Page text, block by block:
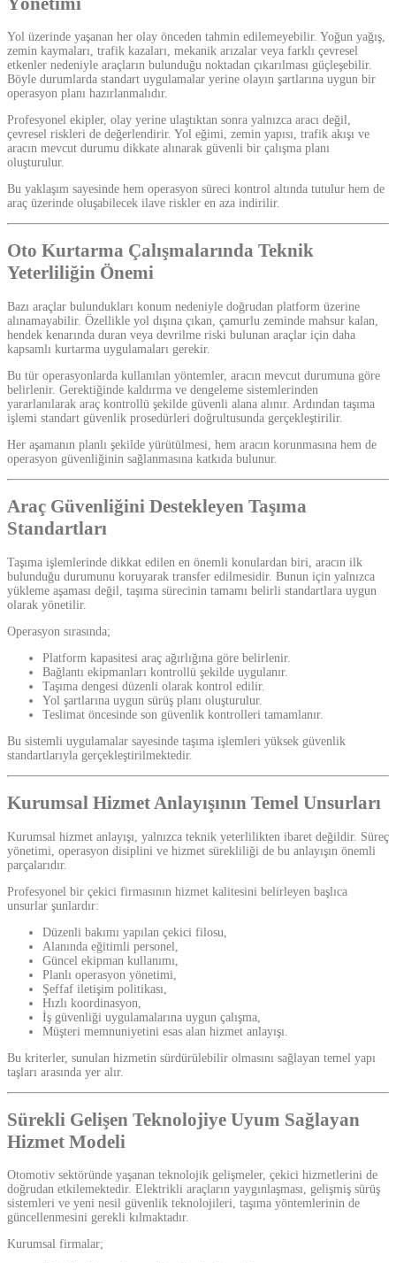
Yol üzerinde yaşanan her olay önceden tahmin edilemeyebilir. Yoğun yağış,
zemin kaymaları, trafik kazaları, mekanik arızalar veya farklı çevresel
etkenler nedeniyle araçların bulunduğu noktadan çıkarılması güçleşebilir.
Böyle durumlarda standart uygulamalar yerine olayın şartlarına uygun bir
operasyon planı hazırlanmalıdır.
Profesyonel ekipler, olay yerine ulaştıktan sonra yalnızca aracı değil,
çevresel riskleri de değerlendirir. Yol eğimi, zemin yapısı, trafik akışı ve
aracın mevcut durumu dikkate alınarak güvenli bir çalışma planı
oluşturulur.
Bu yaklaşım sayesinde hem operasyon süreci kontrol altında tutulur hem de
araç üzerinde oluşabilecek ilave riskler en aza indirilir.
Oto Kurtarma Çalışmalarında Teknik
Yeterliliğin Önemi
Bazı araçlar bulundukları konum nedeniyle doğrudan platform üzerine
alınamayabilir. Özellikle yol dışına çıkan, çamurlu zeminde mahsur kalan,
hendek kenarında duran veya devrilme riski bulunan araçlar için daha
kapsamlı kurtarma uygulamaları gerekir.
Bu tür operasyonlarda kullanılan yöntemler, aracın mevcut durumuna göre
belirlenir. Gerektiğinde kaldırma ve dengeleme sistemlerinden
yararlanılarak araç kontrollü şekilde güvenli alana alınır. Ardından taşıma
işlemi standart güvenlik prosedürleri doğrultusunda gerçekleştirilir.
Her aşamanın planlı şekilde yürütülmesi, hem aracın korunmasına hem de
operasyon güvenliğinin sağlanmasına katkıda bulunur.
Araç Güvenliğini Destekleyen Taşıma
Standartları
Taşıma işlemlerinde dikkat edilen en önemli konulardan biri, aracın ilk
bulunduğu durumunu koruyarak transfer edilmesidir. Bunun için yalnızca
yükleme aşaması değil, taşıma sürecinin tamamı belirli standartlara uygun
olarak yönetilir.
Operasyon sırasında;
Platform kapasitesi araç ağırlığına göre belirlenir.
Bağlantı ekipmanları kontrollü şekilde uygulanır.
Taşıma dengesi düzenli olarak kontrol edilir.
Yol şartlarına uygun sürüş planı oluşturulur.
Teslimat öncesinde son güvenlik kontrolleri tamamlanır.
Bu sistemli uygulamalar sayesinde taşıma işlemleri yüksek güvenlik
standartlarıyla gerçekleştirilmektedir.
Kurumsal Hizmet Anlayışının Temel Unsurları
Kurumsal hizmet anlayışı, yalnızca teknik yeterlilikten ibaret değildir. Süreç
yönetimi, operasyon disiplini ve hizmet sürekliliği de bu anlayışın önemli
parçalarıdır.
Profesyonel bir çekici firmasının hizmet kalitesini belirleyen başlıca
unsurlar şunlardır:
Düzenli bakımı yapılan çekici filosu,
Alanında eğitimli personel,
Güncel ekipman kullanımı,
Planlı operasyon yönetimi,
Şeffaf iletişim politikası,
Hızlı koordinasyon,
İş güvenliği uygulamalarına uygun çalışma,
Müşteri memnuniyetini esas alan hizmet anlayışı.
Bu kriterler, sunulan hizmetin sürdürülebilir olmasını sağlayan temel yapı
taşları arasında yer alır.
Sürekli Gelişen Teknolojiye Uyum Sağlayan
Hizmet Modeli
Otomotiv sektöründe yaşanan teknolojik gelişmeler, çekici hizmetlerini de
doğrudan etkilemektedir. Elektrikli araçların yaygınlaşması, gelişmiş sürüş
sistemleri ve yeni nesil güvenlik teknolojileri, taşıma yöntemlerinin de
güncellenmesini gerekli kılmaktadır.
Kurumsal firmalar;